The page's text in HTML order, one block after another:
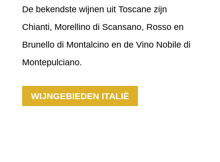
De bekendste wijnen uit Toscane zijn
Chianti, Morellino di Scansano, Rosso en
Brunello di Montalcino en de Vino Nobile di
Montepulciano.
WIJNGEBIEDEN ITALIË